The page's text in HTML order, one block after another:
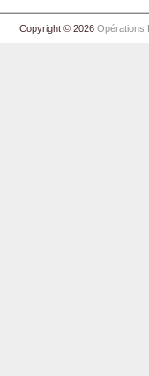
Copyright © 2026 Opérations